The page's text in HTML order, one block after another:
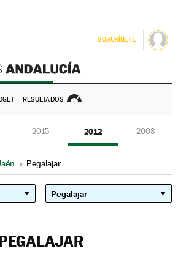
SUSCRÍBETE
RESULTADOS
2015 2012 2008
» Pegalajar